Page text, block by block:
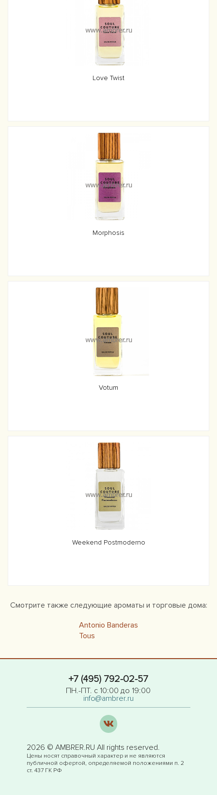
Love Twist
Morphosis
Votum
Weekend Postmoderno
Смотрите также следующие ароматы и торговые дома:
Antonio Banderas
Tous
+7 (495) 792-02-57
ПН.-ПТ. с 10:00 до 19:00
info@ambrer.ru
2026 © AMBRER.RU All rights reserved.
Цены носят справочный характер и не являются
публичной офертой, определяемой положениями п. 2
ст. 437 ГК РФ